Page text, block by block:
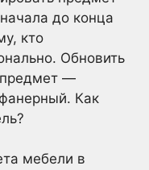
до конца
кто
Обновить
—
Как
мебели в